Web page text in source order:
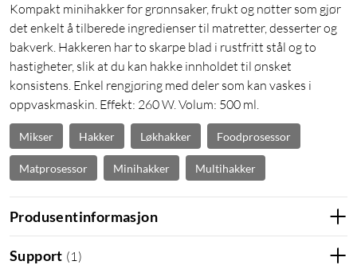
Kompakt minihakker for grønnsaker, frukt og nøtter som gjør
det enkelt å tilberede ingredienser til matretter, desserter og
bakverk. Hakkeren har to skarpe blad i rustfritt stål og to
hastigheter, slik at du kan hakke innholdet til ønsket
konsistens. Enkel rengjøring med deler som kan vaskes i
oppvaskmaskin. Effekt: 260 W. Volum: 500 ml.
Mikser Hakker Løkhakker Foodprosessor
Matprosessor Minihakker Multihakker
Produsentinformasjon
Support (1 )